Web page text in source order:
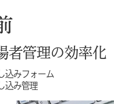
者管理の効率化
込みフォーム
込み管理